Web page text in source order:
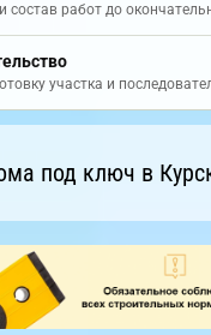
работ до
участка и
под ключ в